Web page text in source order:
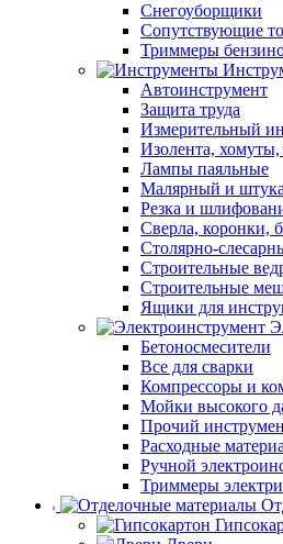
Снегоуборщики
Сопутствующие
Триммеры
Автоинструмент
Защита труда
Измерительный
Изолента, хомуты,
Лампы паяльные
Малярный и
Резка и
Сверла, коронки,
Столярно-
Строительные
Строительные
Ящики для
Бетоносмесители
Все для сварки
Компрессоры и
Мойки высокого
Прочий
Расходные
Ручной
Триммеры